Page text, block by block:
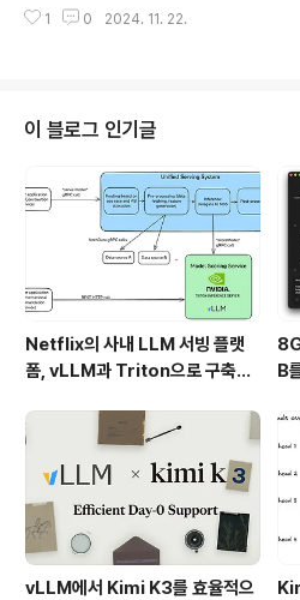
여러 서버에서 자동 빌드 및 배포를 수행하는 웹
인을 파악하기 위해 Performance Analyzer
Analyzer는 OpenSearch의 클러스터 성능을
할 수 있는 플러그인으로, 다양한 클러스터 성능
회할 수 있는 REST API를 제공합니다. 이를
들은 시스템 성능을 실시간으로 파악하고, 문
을 때 그 원인을 보다 쉽게 추적할 수 있습니..
1 0 2024. 11. 22.
이 블로그 인기글
Netflix의 사내 LLM 서빙 플랫
폼, vLLM과 Triton으로 구축한
B
vLLM에서 Kimi K3를 효율적으